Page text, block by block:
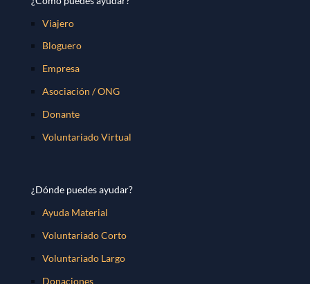
Viajero
Bloguero
Empresa
Asociación / ONG
Donante
Voluntariado Virtual
¿Dónde puedes ayudar?
Ayuda Material
Voluntariado Corto
Voluntariado Largo
Donaciones